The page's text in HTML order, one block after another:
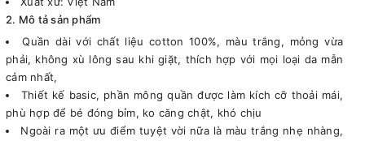
2. Mô tả sản phẩm
Quần dài với chất liệu cotton 100%, màu trắng, mỏng vừa
phải, không xù lông sau khi giặt, thích hợp với mọi loại da mẫn
cảm nhất,
Thiết kế basic, phần mông quần được làm kích cỡ thoải mái,
phù hợp để bé đóng bỉm, ko căng chật, khó chịu
Ngoài ra một ưu điểm tuyệt vời nữa là màu trắng nhẹ nhàng,